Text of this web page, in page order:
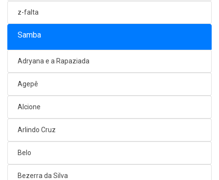
z-falta
Samba
Adryana e a Rapaziada
Agepê
Alcione
Arlindo Cruz
Belo
Bezerra da Silva